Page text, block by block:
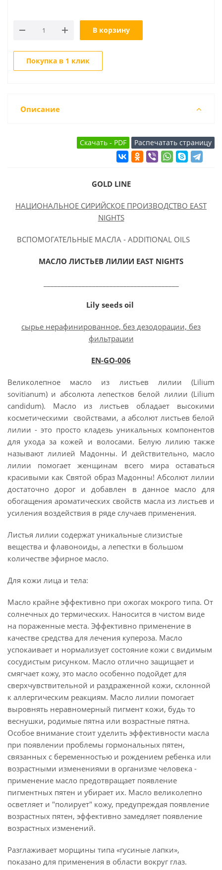
В корзину
Покупка в 1 клик
Описание
GOLD LINE
НАЦИОНАЛЬНОЕ СИРИЙСКОЕ ПРОИЗВОДСТВО EAST
NIGHTS
ВСПОМОГАТЕЛЬНЫЕ МАСЛА - ADDITIONAL OILS
МАСЛО ЛИСТЬЕВ ЛИЛИИ EAST NIGHTS
Lily seeds oil
сырье нерафинированное, без дезодорации, без
фильтрации
EN-GO-006
Великолепное масло из листьев лилии (Lilium
sovitianum) и абсолюта лепестков белой лилии (Lilium
candidum). Масло из листьев обладает высокими
косметическими свойствами, а абсолют листьев белой
лилии - это просто кладезь уникальных компонентов
для ухода за кожей и волосами. Белую лилию также
называют лилией Мадонны. И действительно, масло
лилии помогает женщинам всего мира оставаться
красивыми как Святой образ Мадонны! Абсолют лилии
достаточно дорог и добавлен в данное масло для
обогащения ароматических свойств масла из листьев и
усиления воздействия в ряде случаев применения.
Листья лилии содержат уникальные слизистые
вещества и флавоноиды, а лепестки в большом
количестве эфирное масло.
Для кожи лица и тела:
Масло крайне эффективно при ожогах мокрого типа. От
солнечных до термических. Наносится в чистом виде
на пораженные места. Эффективно применение в
качестве средства для лечения купероза. Масло
успокаивает и нормализует состояние кожи с видимым
сосудистым рисунком. Масло отлично защищает и
смягчает кожу, это масло особенно подойдет для
сверхчувствительной и раздраженной кожи, склонной
к аллергическим реакциям. Масло лилии помогает
выровнять неравномерный пигмент кожи, будь то
веснушки, родимые пятна или возрастные пятна.
Особое внимание стоит уделить эффективности масла
при появлении проблемы гормональных пятен,
связанных с беременностью и рождением ребенка или
возрастными изменениями в организме человека -
применение масло предотвращает появление
пигментных пятен и убирает их. Масло великолепно
осветляет и "полирует" кожу, предупреждая появление
возрастных пятен, эффективно замедляет появление
возрастных изменений.
Разглаживает морщины типа «гусиные лапки»,
показано для применения в области вокруг глаз.